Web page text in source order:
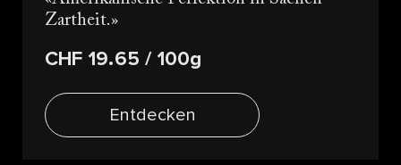
Zartheit.
CHF 19.65/ 100g
Entdecken